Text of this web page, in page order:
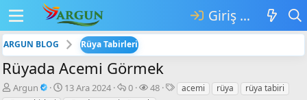
Giriş yap
ARGUN BLOG Rüya Tabirleri
Rüyada Acemi Görmek
K
Argun
B13 Ara 2024
💬
0
👁️‍🗨️
48
Eacemi rüya
rüya tabiri